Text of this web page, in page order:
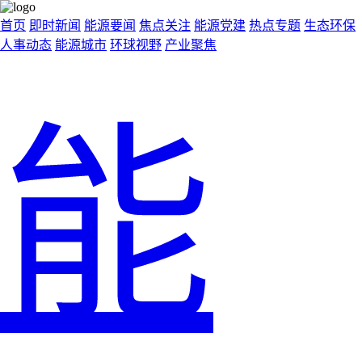
首页 即时新闻 能源要闻 焦点关注 能源党建 热点专题 生态环保
人事动态 能源城市 环球视野 产业聚焦
能